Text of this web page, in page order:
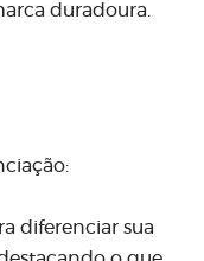
duradoura.
diferenciar sua